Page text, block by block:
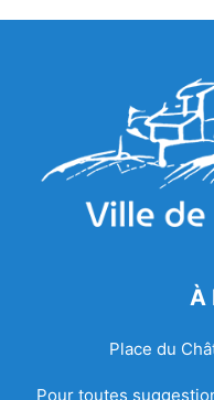
À
Place du
Pour toutes